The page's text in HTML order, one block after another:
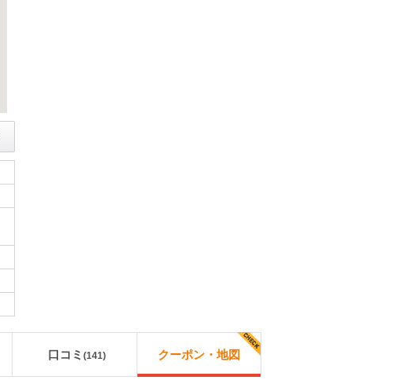
口コミ (141) クーポン・地図